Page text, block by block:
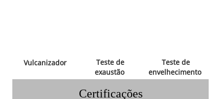
Vulcanizador
Teste de
exaustão
Teste de
envelhecimento
Certificações